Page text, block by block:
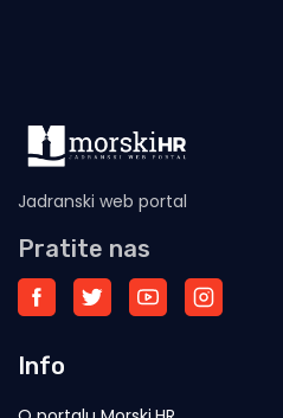
Jadranski web portal
Pratite nas
Info